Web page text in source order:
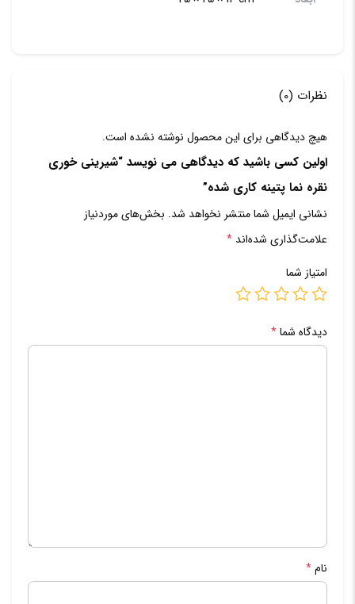
نظرات (0)
هیچ دیدگاهی برای این محصول نوشته نشده است.
اولین کسی باشید که دیدگاهی می نویسد “شیرینی خوری
نقره نما پتینه کاری شده”
نشانی ایمیل شما منتشر نخواهد شد. بخش‌های موردنیاز
علامت‌گذاری شده‌اند *
امتیاز شما
دیدگاه شما*
نام*